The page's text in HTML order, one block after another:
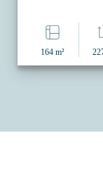
164 m²